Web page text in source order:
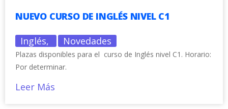
NUEVO CURSO DE INGLÉS NIVEL C1
Inglés, Novedades
Plazas disponibles para el curso de Inglés nivel C1. Horario:
Por determinar.
Leer Más